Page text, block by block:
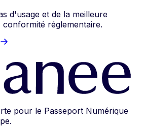
d'usage et de la meilleure
réglementaire.
pour le Passeport Numérique